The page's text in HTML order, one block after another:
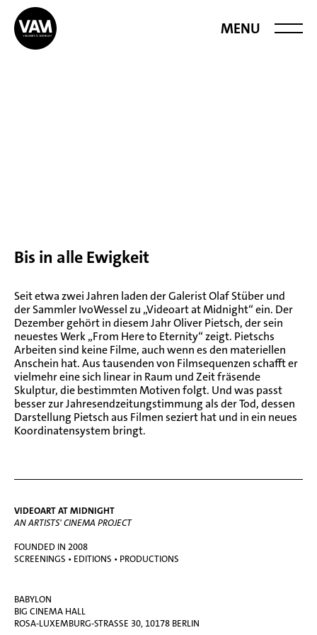
Videoart at
Midnight
MENU
Bis in alle Ewigkeit
Seit etwa zwei Jahren laden der Galerist Olaf Stüber und
der Sammler IvoWessel zu „Videoart at Midnight“ ein. Der
Dezember gehört in diesem Jahr Oliver Pietsch, der sein
neuestes Werk „From Here to Eternity“ zeigt. Pietschs
Arbeiten sind keine Filme, auch wenn es den materiellen
Anschein hat. Aus tausenden von Filmsequenzen schafft er
vielmehr eine sich linear in Raum und Zeit fräsende
Skulptur, die bestimmten Motiven folgt. Und was passt
besser zur Jahresendzeitungstimmung als der Tod, dessen
Darstellung Pietsch aus Filmen seziert hat und in ein neues
Koordinatensystem bringt.
VIDEOART AT MIDNIGHT
AN ARTISTS' CINEMA PROJECT
FOUNDED IN 2008
SCREENINGS • EDITIONS • PRODUCTIONS
BABYLON
BIG CINEMA HALL
ROSA-LUXEMBURG-STRASSE 30, 10178 BERLIN